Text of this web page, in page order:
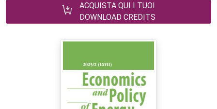
ACQUISTA QUI I TUOI
DOWNLOAD CREDITS